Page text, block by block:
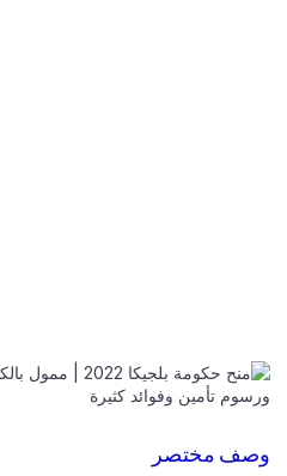
وصف مختصر